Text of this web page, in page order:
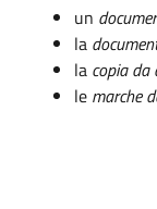
un
la
la copia da
le marche